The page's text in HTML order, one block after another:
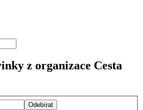
z organizace Cesta
Odebírat